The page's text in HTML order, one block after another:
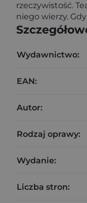
rzeczywistość.
niego wierzy.
Wydawnictwo:
EAN:
Autor:
Rodzaj oprawy:
Wydanie:
Liczba stron: